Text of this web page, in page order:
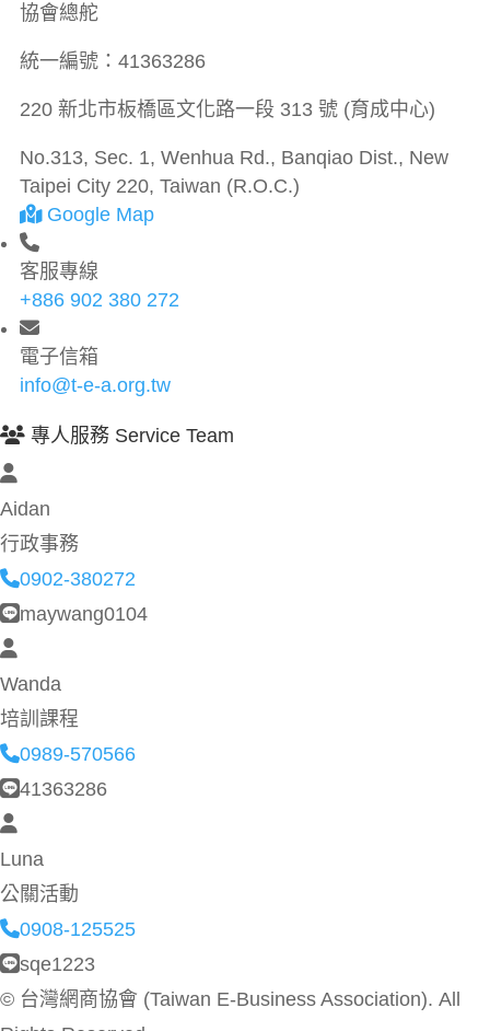
協會總舵
統一編號： 41363286
220 新北市板橋區文化路一段 313 號 (育成中心)
No.313, Sec. 1, Wenhua Rd., Banqiao Dist., New
Taipei City 220, Taiwan (R.O.C.)
Google Map
客服專線
+886 902 380 272
電子信箱
info@t-e-a.org.tw
專人服務 Service Team
Aidan
行政事務
0902-380272
maywang0104
Wanda
培訓課程
0989-570566
41363286
Luna
公關活動
0908-125525
sqe1223
© 台灣網商協會 (Taiwan E-Business Association). All